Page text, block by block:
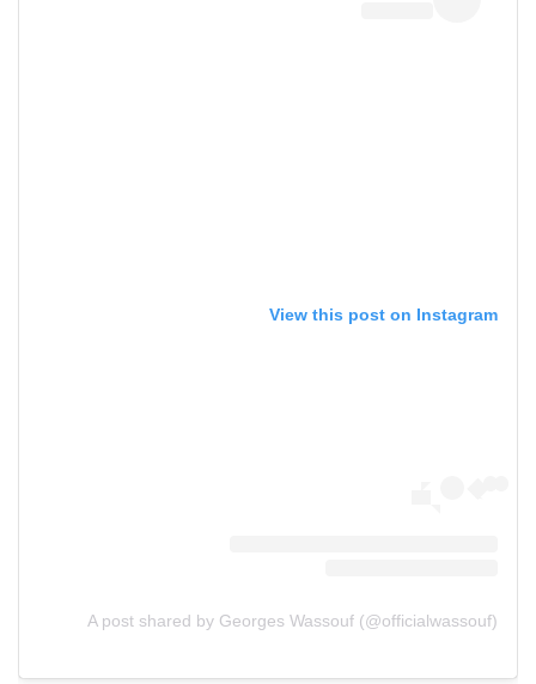
View this post on Instagram
A post shared by Georges Wassouf (@officialwassouf)